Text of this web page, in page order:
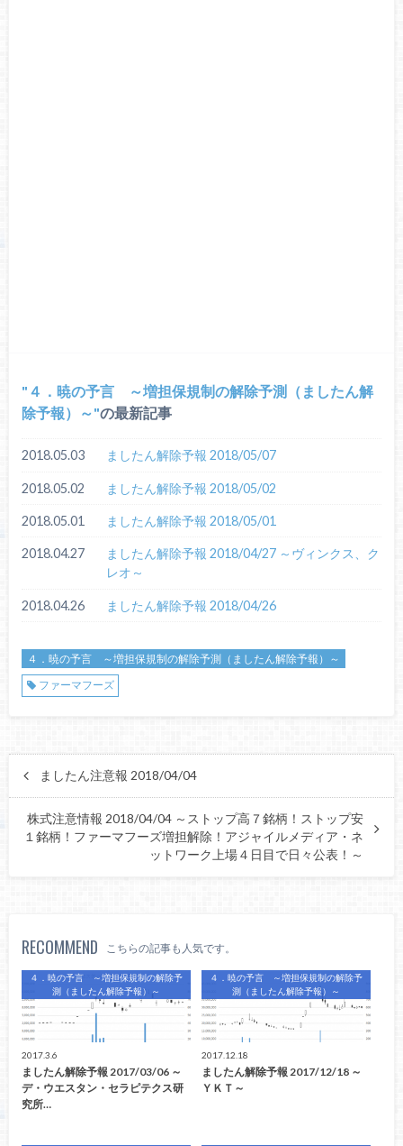
４．暁の予言 ～増担保規制の解除予測（ましたん解
除予報）～ の最新記事
2018.05.03 ましたん解除予報 2018/05/07
2018.05.02 ましたん解除予報 2018/05/02
2018.05.01 ましたん解除予報 2018/05/01
2018.04.27
ましたん解除予報 2018/04/27 ～ヴィンクス、ク
レオ～
2018.04.26 ましたん解除予報 2018/04/26
４．暁の予言 ～増担保規制の解除予測（ましたん解除予報）～
ファーマフーズ
ましたん注意報 2018/04/04
株式注意情報 2018/04/04 ～ストップ高７銘柄！ストップ安
１銘柄！ファーマフーズ増担解除！アジャイルメディア・ネ
ットワーク上場４日目で日々公表！～
RECOMMEND こちらの記事も人気です。
４．暁の予言 ～増担保規制の解除予
測（ましたん解除予報）～
2017.3.6
ましたん解除予報 2017/03/06 ～
デ・ウエスタン・セラピテクス研
究所…
４．暁の予言 ～増担保規制の解除予
測（ましたん解除予報）～
2017.12.18
ましたん解除予報 2017/12/18 ～
ＹＫＴ～